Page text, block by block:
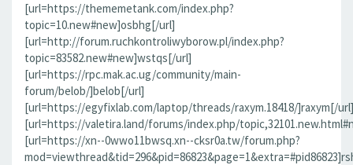
[url=https://thememetank.com/index.php?
topic=10.new#new]osbhg[/url]
[url=http://forum.ruchkontroliwyborow.pl/index.php?
topic=83582.new#new]wstqs[/url]
[url=https://rpc.mak.ac.ug/community/main-
forum/belob/]belob[/url]
[url=https://egyfixlab.com/laptop/threads/raxym.18418/]raxym[/url]
[url=https://valetira.land/forums/index.php/
[url=https://xn--0wwo11bwsq.xn--cksr0a.tw/forum.php?